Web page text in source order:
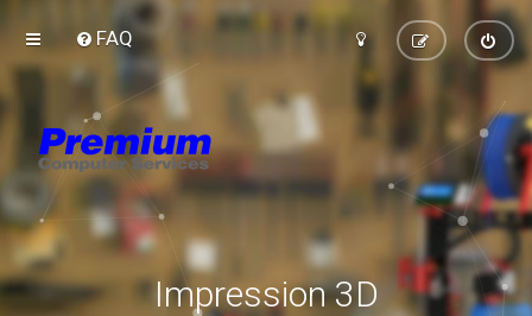
FAQ
Impression 3D